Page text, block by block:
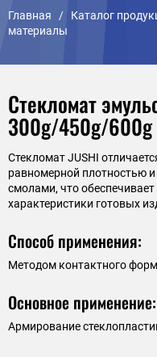
Главная / Каталог
материалы
Стекломат
300g/450g/600g
Стекломат JUSHI
равномерной плотностью
смолами, что
характеристики готовых
Способ применения:
Методом контактного
Основное применение:
Армирование